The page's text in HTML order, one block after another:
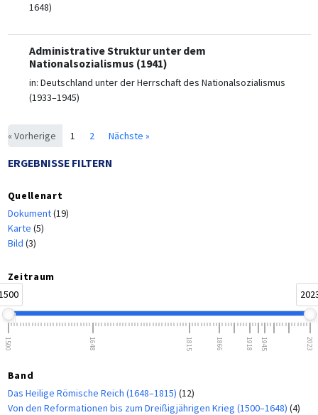
1648)
Administrative Struktur unter dem
Nationalsozialismus (1941)
in: Deutschland unter der Herrschaft des Nationalsozialismus
(1933–1945)
« Vorherige 1 2 Nächste »
ERGEBNISSE FILTERN
Quellenart
Dokument(19)
Karte (5)
Bild (3)
Zeitraum
1500 1648 1815 1866 1918 1945 2023
Band
Das Heilige Römische Reich (1648–1815) (12)
Von den Reformationen bis zum Dreißigjährigen Krieg (1500–1648) (4)